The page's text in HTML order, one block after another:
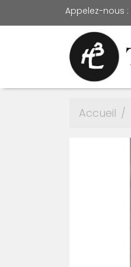
Appelez-nous :
Accueil